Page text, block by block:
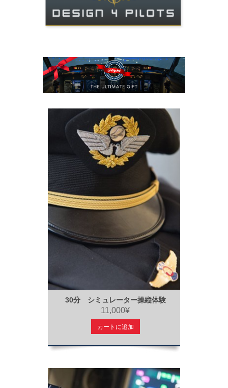
30分 シミュレーター操縦体験
11,000¥
カートに追加